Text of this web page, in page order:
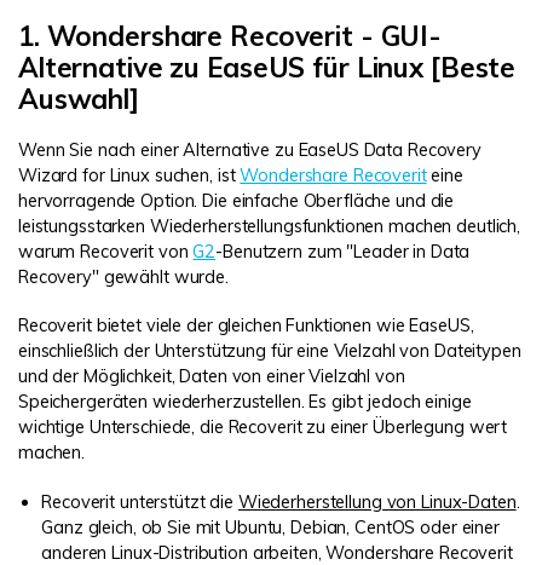
1. Wondershare Recoverit - GUI-
Alternative zu EaseUS für Linux [Beste
Auswahl]
Wenn Sie nach einer Alternative zu EaseUS Data Recovery
Wizard for Linux suchen, istWondershare Recoveriteine
hervorragende Option. Die einfache Oberfläche und die
leistungsstarken Wiederherstellungsfunktionen machen deutlich,
warum Recoverit vonG2-Benutzern zum "Leader in Data
Recovery" gewählt wurde.
Recoverit bietet viele der gleichen Funktionen wie EaseUS,
einschließlich der Unterstützung für eine Vielzahl von Dateitypen
und der Möglichkeit, Daten von einer Vielzahl von
Speichergeräten wiederherzustellen. Es gibt jedoch einige
wichtige Unterschiede, die Recoverit zu einer Überlegung wert
machen.
Recoverit unterstützt die Wiederherstellung von Linux-Daten
Ganz gleich, ob Sie mit Ubuntu, Debian, CentOS oder einer
anderen Linux-Distribution arbeiten, Wondershare Recoverit